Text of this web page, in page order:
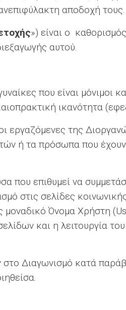
αποδοχή τους.
») είναι ο
αυτού.
που είναι μόνιμοι
ικανότητα
εργαζόμενες της
ή τα πρόσωπα που
που επιθυμεί να
στις σελίδες
μοναδικό Όνομα Χρήστη
και η λειτουργία
Διαγωνισμό κατά